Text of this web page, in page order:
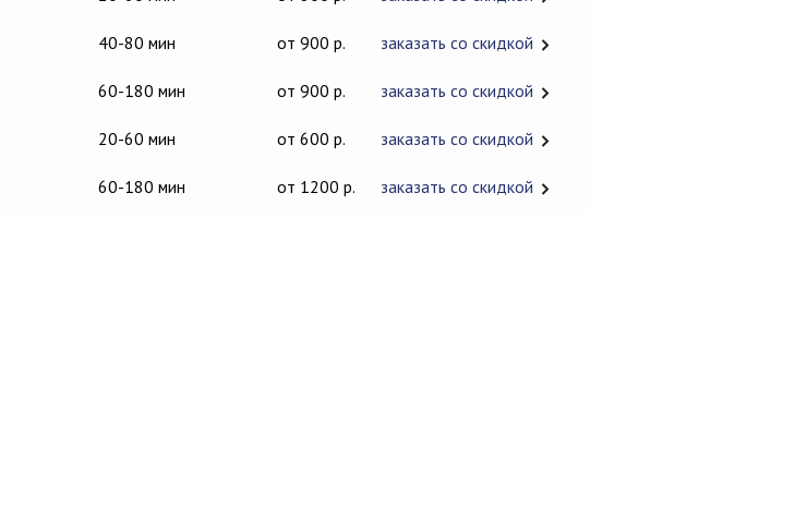
40-80 мин от 900 р. заказать со скидкой
60-180 мин от 900 р. заказать со скидкой
20-60 мин от 600 р. заказать со скидкой
60-180 мин от 1200 р. заказать со скидкой